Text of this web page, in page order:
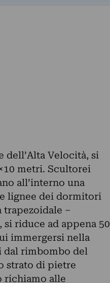
dell’Alta Velocità, si
metri. Scultorei
all’interno una
lignee dei dormitori
–
si riduce ad appena 50
immergersi nella
dal rimbombo del
strato di pietre
richiamo alle